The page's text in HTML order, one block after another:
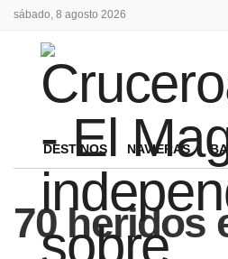
sábado, 8 agosto 2026
DESTINOS NAVIERAS
70 heridos